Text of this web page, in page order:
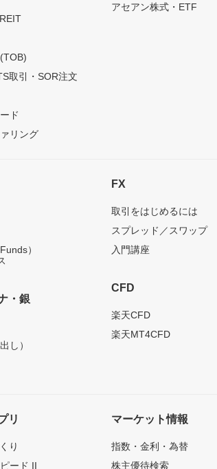
取引・SOR注文
ド
リング
アセアン株式・ETF
）
・銀
し）
FX
取引をはじめるには
スプレッド／スワップ
入門講座
CFD
楽天CFD
楽天MT4CFD
リ
り
ード II
マーケット情報
指数・金利・為替
株主優待検索